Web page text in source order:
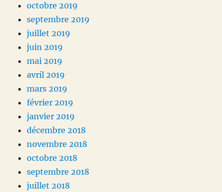
octobre 2019
septembre 2019
juillet 2019
juin 2019
mai 2019
avril 2019
mars 2019
février 2019
janvier 2019
décembre 2018
novembre 2018
octobre 2018
septembre 2018
juillet 2018